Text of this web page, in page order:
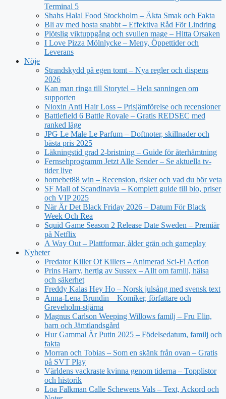
Terminal 5
Shahs Halal Food Stockholm – Äkta Smak och Fakta
Bli av med hosta snabbt – Effektiva Råd För Lindring
Plötslig viktuppgång och svullen mage – Hitta Orsaken
I Love Pizza Mölnlycke – Meny, Öppettider och
Leverans
Nöje
Strandskydd på egen tomt – Nya regler och dispens
2026
Kan man ringa till Storytel – Hela sanningen om
supporten
Nioxin Anti Hair Loss – Prisjämförelse och recensioner
Battlefield 6 Battle Royale – Gratis REDSEC med
ranked läge
JPG Le Male Le Parfum – Doftnoter, skillnader och
bästa pris 2025
Läkningstid grad 2-bristning – Guide för återhämtning
Fernsehprogramm Jetzt Alle Sender – Se aktuella tv-
tider live
homebet88 win – Recension, risker och vad du bör veta
SF Mall of Scandinavia – Komplett guide till bio, priser
och VIP 2025
När Är Det Black Friday 2026 – Datum För Black
Week Och Rea
Squid Game Season 2 Release Date Sweden – Premiär
på Netflix
A Way Out – Plattformar, ålder grän och gameplay
Nyheter
Predator Killer Of Killers – Animerad Sci-Fi Action
Prins Harry, hertig av Sussex – Allt om familj, hälsa
och säkerhet
Freddy Kalas Hey Ho – Norsk julsång med svensk text
Anna-Lena Brundin – Komiker, författare och
Greveholm-stjärna
Magnus Carlson Weeping Willows familj – Fru Elin,
barn och Jämtlandsgård
Hur Gammal Är Putin 2025 – Födelsedatum, familj och
fakta
Morran och Tobias – Som en skänk från ovan – Gratis
på SVT Play
Världens vackraste kvinna genom tiderna – Topplistor
och historik
Loa Falkman Calle Schewens Vals – Text, Ackord och